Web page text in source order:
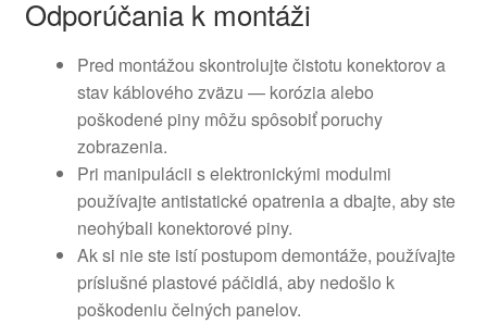
Odporúčania k montáži
Pred montážou skontrolujte čistotu konektorov a
stav káblového zväzu — korózia alebo
poškodené piny môžu spôsobiť poruchy
zobrazenia.
Pri manipulácii s elektronickými modulmi
používajte antistatické opatrenia a dbajte, aby ste
neohýbali konektorové piny.
Ak si nie ste istí postupom demontáže, používajte
príslušné plastové páčidlá, aby nedošlo k
poškodeniu čelných panelov.